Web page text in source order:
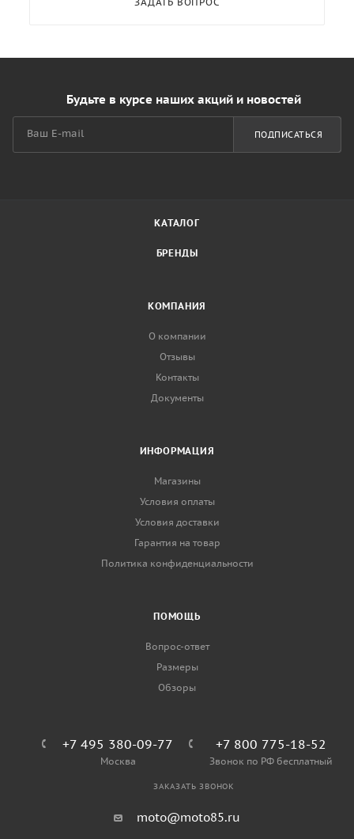
Будьте в курсе наших акций и новостей
ПОДПИСАТЬСЯ
КАТАЛОГ
БРЕНДЫ
КОМПАНИЯ
О компании
Отзывы
Контакты
Документы
ИНФОРМАЦИЯ
Магазины
Условия оплаты
Условия доставки
Гарантия на товар
Политика конфиденциальности
ПОМОЩЬ
Вопрос-ответ
Размеры
Обзоры
+7 495 380-09-77
Москва
+7 800 775-18-52
Звонок по РФ бесплатный
ЗАКАЗАТЬ ЗВОНОК
moto@moto85.ru